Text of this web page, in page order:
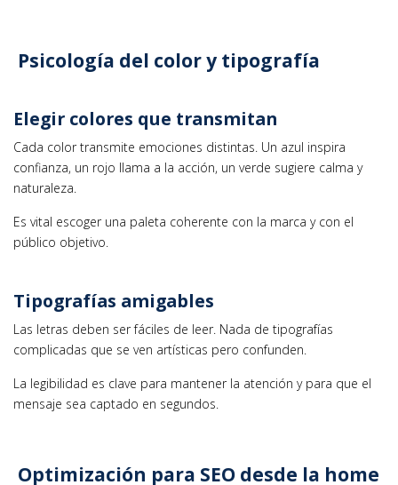
Psicología del color y tipografía
Elegir colores que transmitan
Cada color transmite emociones distintas. Un azul inspira
confianza, un rojo llama a la acción, un verde sugiere calma y
naturaleza.
Es vital escoger una paleta coherente con la marca y con el
público objetivo.
Tipografías amigables
Las letras deben ser fáciles de leer. Nada de tipografías
complicadas que se ven artísticas pero confunden.
La legibilidad es clave para mantener la atención y para que el
mensaje sea captado en segundos.
Optimización para SEO desde la home